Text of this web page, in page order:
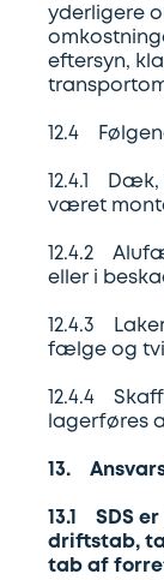
yderligere
eftersyn,
12.4
12.4.1
været
12.4.2
eller i
12.4.3
fælge og
12.4.4
lagerføres
13.
13.1 SDS
driftstab,
tab af